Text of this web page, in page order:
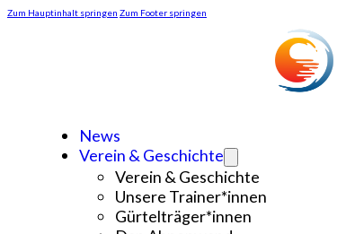
Zum Hauptinhalt springen Zum Footer springen
News
Verein & Geschichte
Verein & Geschichte
Unsere Trainer*innen
Gürtelträger*innen